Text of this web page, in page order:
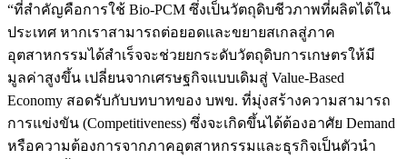
“ที่สำคัญคือการใช้ Bio-PCM ซึ่งเป็นวัตถุดิบชีวภาพที่ผลิตได้ใน
ประเทศ หากเราสามารถต่อยอดและขยายสเกลสู่ภาค
อุตสาหกรรมได้สำเร็จจะช่วยยกระดับวัตถุดิบการเกษตรให้มี
มูลค่าสูงขึ้น เปลี่ยนจากเศรษฐกิจแบบเดิมสู่ Value-Based
Economy สอดรับกับบทบาทของ บพข. ที่มุ่งสร้างความสามารถ
การแข่งขัน (Competitiveness) ซึ่งจะเกิดขึ้นได้ต้องอาศัย Demand
หรือความต้องการจากภาคอุตสาหกรรมและธุรกิจเป็นตัวนำ